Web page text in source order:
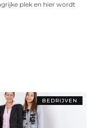
plek en hier wordt
BEDRIJVEN